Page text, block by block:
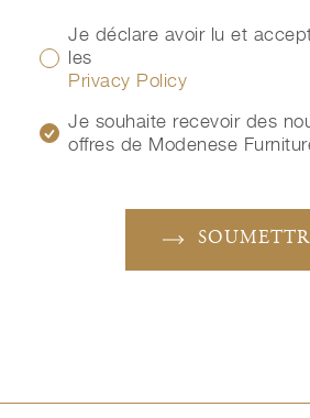
Je déclare avoir lu et
les
Privacy Policy
Je souhaite recevoir des
offres de Modenese